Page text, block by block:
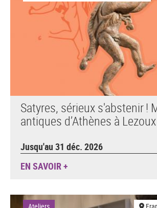
Satyres, sérieux s'abstenir !
antiques d’Athènes à Lezoux
Jusqu'au 31 déc. 2026
EN SAVOIR +
Ateliers